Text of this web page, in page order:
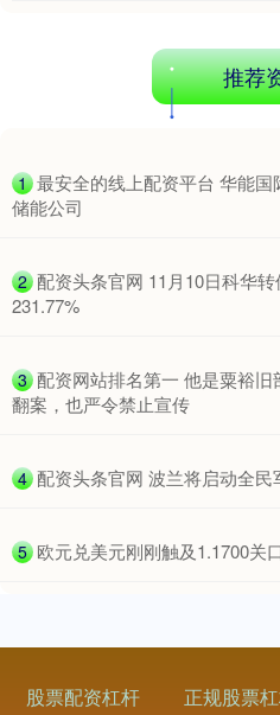
推荐
1 最安全的线上配资平台 华能
储能公司
2 配资头条官网 11月10日科华
231.77%
3 配资网站排名第一 他是粟裕
翻案，也严令禁止宣传
4 配资头条官网 波兰将启动全民
5 欧元兑美元刚刚触及1.1700关
股票配资杠杆 正规股票